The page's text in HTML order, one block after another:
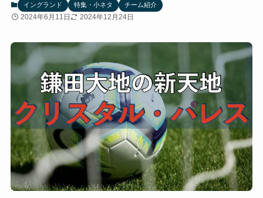
イングランド 特集・小ネタ チーム紹介
2024年6月11日 2024年12月24日